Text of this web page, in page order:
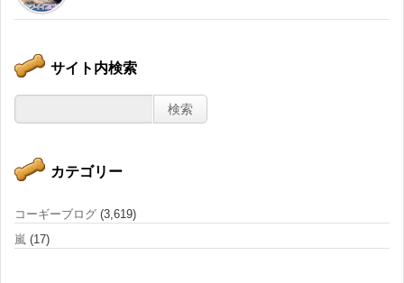
サイト内検索
カテゴリー
コーギーブログ (3,619)
嵐 (17)